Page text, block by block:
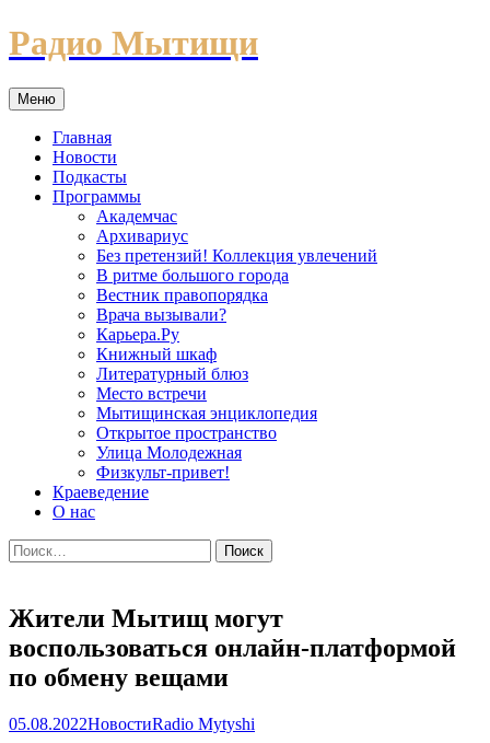
Перейти
к
Радио Мытищи
Меню
Главная
Новости
Подкасты
Программы
Академчас
Архивариус
Без претензий! Коллекция увлечений
В ритме большого города
Вестник правопорядка
Врача вызывали?
Карьера.Ру
Книжный шкаф
Литературный блюз
Место встречи
Мытищинская энциклопедия
Открытое пространство
Улица Молодежная
Физкульт-привет!
Краеведение
О нас
Найти:
Жители Мытищ могут
воспользоваться онлайн-платформой
по обмену вещами
05.08.2022НовостиRadio Mytyshi